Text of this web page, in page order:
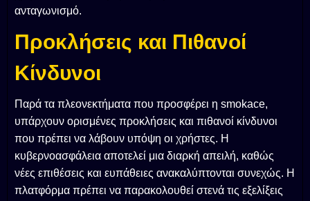
ανταγωνισμό.
Προκλήσεις και Πιθανοί
Κίνδυνοι
Παρά τα πλεονεκτήματα που προσφέρει η smokace,
υπάρχουν ορισμένες προκλήσεις και πιθανοί κίνδυνοι
που πρέπει να λάβουν υπόψη οι χρήστες. Η
κυβερνοασφάλεια αποτελεί μια διαρκή απειλή, καθώς
νέες επιθέσεις και ευπάθειες ανακαλύπτονται συνεχώς. Η
πλατφόρμα πρέπει να παρακολουθεί στενά τις εξελίξεις